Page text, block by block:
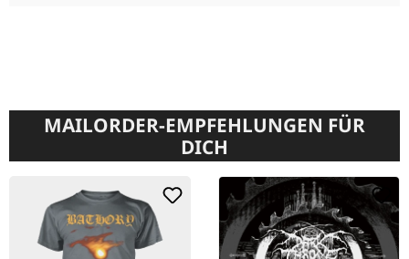
MAILORDER-EMPFEHLUNGEN FÜR
DICH